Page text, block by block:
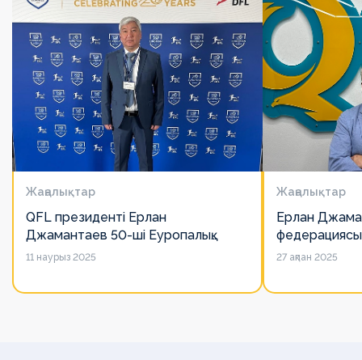
Жаңалықтар
QFL президенті Ерлан
Джамантаев 50-ші Еуропалық
лигалар Бас ассамблеясына
11 наурыз 2025
Жаңалықтар
Ерлан
есімін
27 ақпан 2025